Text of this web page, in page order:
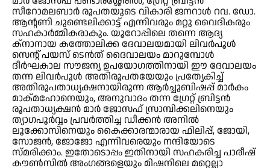
സീറോമലബാര്‍ രൂപതയുടെ വികാരി ജനറാള്‍ റവ. ഡോ.
ആന്റണി ചുണ്ടെലിക്കാട്ട് എന്നിവരും മറ്റു വൈദികരും
സഹകാര്‍മ്മികരാകും. യൂറോപ്പിലെ തന്നെ ആദ്യ
ക്‌നാനായ കത്തോലിക്ക ദേവാലയമായി ലിവര്‍പൂള്‍
സെന്റ് പയസ് ടെന്‍ത് ദൈവാലയം മാറുമ്പോള്‍
ദീര്‍ഘകാല സൗജന്യ ഉപയോഗത്തിനായി ഈ ദേവാലയം
തന്ന ലിവര്‍പൂള്‍ അതിരൂപതയേയും പ്രത്യേകിച്ച്
അതിരൂപതാധ്യക്ഷനായിരുന്ന ആര്‍ച്ചുബിഷപ്പ് മാര്‍കം
മാക്മഹോനെയും, അനുവാദം തന്ന ഗ്രേറ്റ് ബ്രിട്ടന്‍
രൂപതാധ്യക്ഷന്‍ മാര്‍ ജോസഫ് സ്രാമ്പിക്കലിനെയും
ത്യാഗപൂര്‍വ്വം പ്രവര്‍ത്തിച്ച ഡീക്കന്‍ അനില്‍
ലൂക്കോസിനെയും കൈക്കാരന്മാരായ ഫിലിപ്പ്, ജോയി,
സോജന്‍, ജോജോ എന്നിവരെയും നന്ദിയോടെ
സ്മരിക്കാം. ഇതോടൊപ്പം ഇതിനായി സഹകരിച്ച പാരീഷ്
കൗണ്‍സില്‍ അംഗങ്ങളെയും മിഷനിലെ മറ്റെല്ലാ